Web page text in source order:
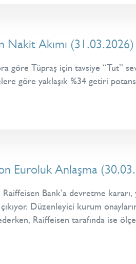
Akımı (31.03.2026)
göre Tüpraş için tavsiye “Tut”
göre yaklaşık %34 getiri
Euroluk Anlaşma
Bank’a devretme kararı,
Düzenleyici kurum
Raiffeisen tarafında ise